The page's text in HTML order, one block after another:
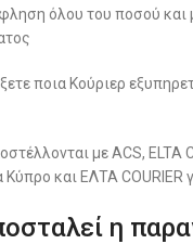
όλου του ποσού και
ποια Κούριερ
με ACS, ELTA
Κύπρο και ΕΛΤΑ COURIER
η